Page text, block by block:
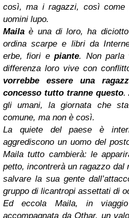
così, ma i ragazzi, così come
uomini lupo.
Maila è una di loro, ha
ordina scarpe e libri da
erbe, fiori epiante. Non parla
differenza loro vive con
vorrebbe essere una
concesso tutto tranne questo.
gli umani, la giornata che
comune, ma non è così.
La quiete del paese è
aggrediscono un uomo del
Maila tutto cambierà: le
petto, incontrerà un ragazzo dal
salvare la sua gente
gruppo di licantropi assettati di
Ed eccola Maila, in
accompagnata da Othar, un